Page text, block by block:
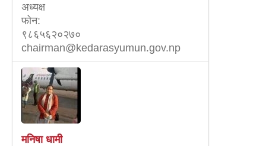
अध्यक्ष
फोन:
९८६५६२०२७०
chairman@kedarasyumun.gov.np
मनिषा धामी